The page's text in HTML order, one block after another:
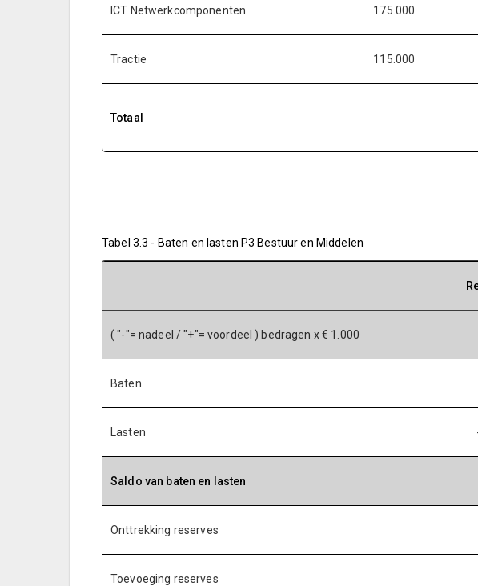
ICT Netwerkcomponenten 175.000
Tractie 115.000
Totaal
Tabel 3.3 - Baten en lasten P3 Bestuur en Middelen
( "-"= nadeel / "+"= voordeel ) bedragen x € 1.000
Baten
Lasten
Saldo van baten en lasten
Onttrekking reserves
Toevoeging reserves